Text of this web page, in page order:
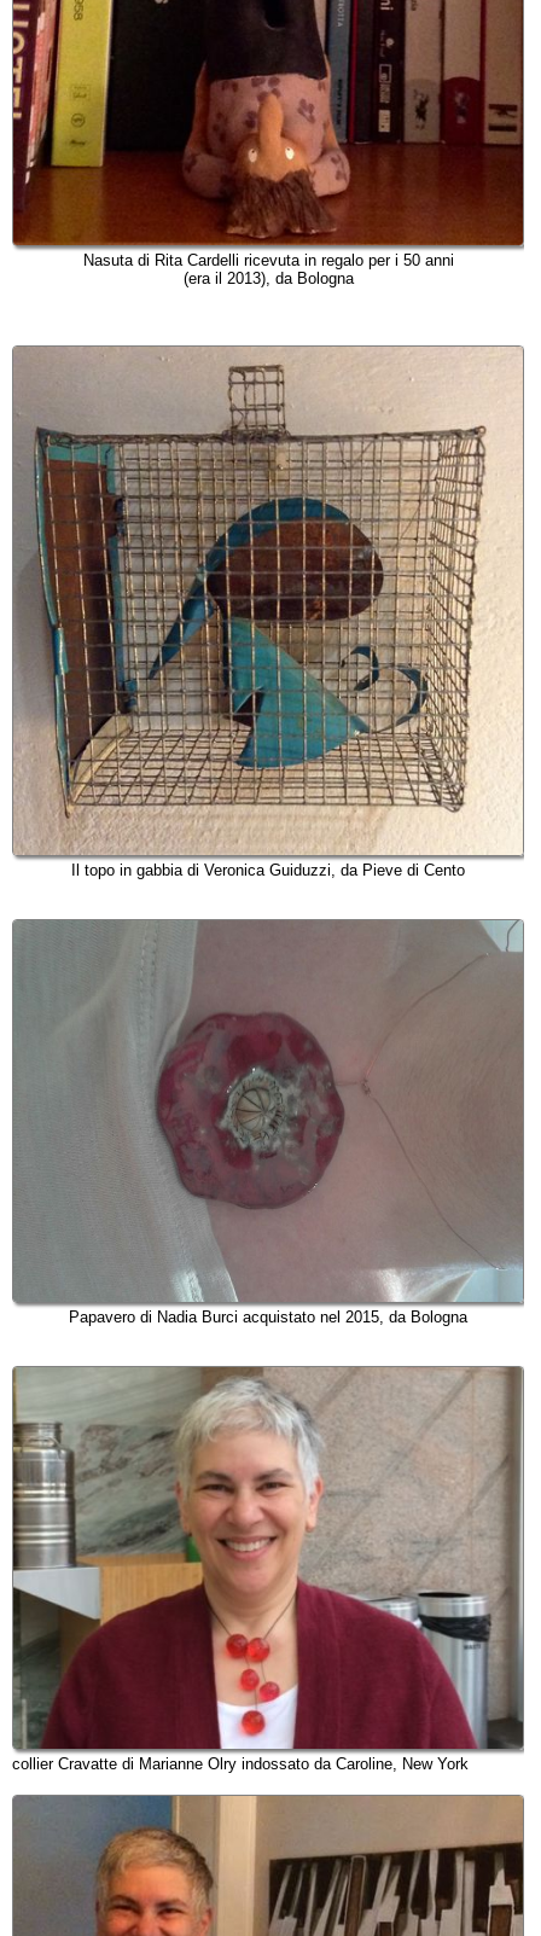
Nasuta di Rita Cardelli ricevuta in regalo per i 50 anni
(era il 2013), da Bologna
Il topo in gabbia di Veronica Guiduzzi, da Pieve di Cento
Papavero di Nadia Burci acquistato nel 2015, da Bologna
collier Cravatte di Marianne Olry indossato da Caroline, New York